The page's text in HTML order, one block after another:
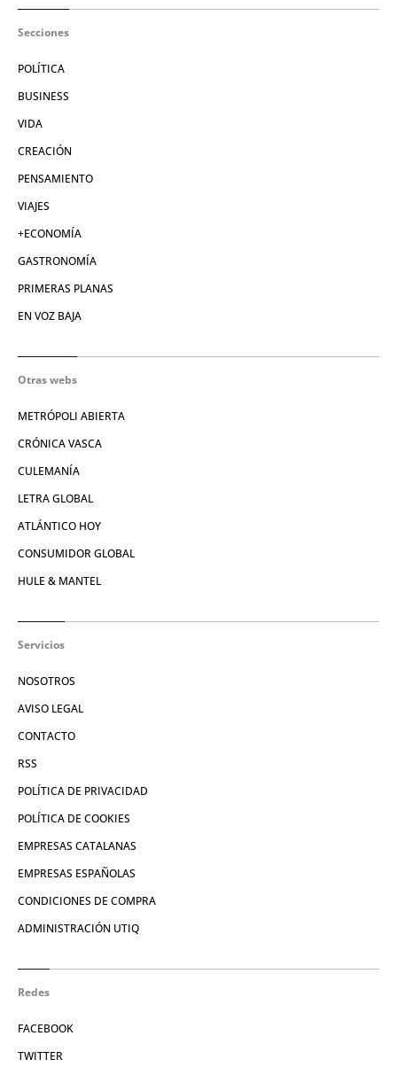
Secciones
POLÍTICA
BUSINESS
VIDA
CREACIÓN
PENSAMIENTO
VIAJES
+ECONOMÍA
GASTRONOMÍA
PRIMERAS PLANAS
EN VOZ BAJA
Otras webs
METRÓPOLI ABIERTA
CRÓNICA VASCA
CULEMANÍA
LETRA GLOBAL
ATLÁNTICO HOY
CONSUMIDOR GLOBAL
HULE & MANTEL
Servicios
NOSOTROS
AVISO LEGAL
CONTACTO
RSS
POLÍTICA DE PRIVACIDAD
POLÍTICA DE COOKIES
EMPRESAS CATALANAS
EMPRESAS ESPAÑOLAS
CONDICIONES DE COMPRA
ADMINISTRACIÓN UTIQ
Redes
FACEBOOK
TWITTER